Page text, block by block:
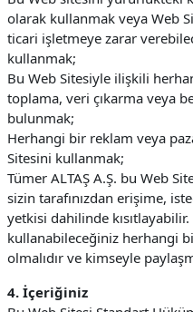
olarak kullanmak veya Web
ticari işletmeye zarar
kullanmak;
Bu Web Sitesiyle ilişkili
toplama, veri çıkarma veya
bulunmak;
Herhangi bir reklam veya
Sitesini kullanmak;
Tümer ALTAŞ A.Ş. bu Web
sizin tarafınızdan erişime,
yetkisi dahilinde
kullanabileceğiniz herhangi
olmalıdır ve kimseyle
4. İçeriğiniz